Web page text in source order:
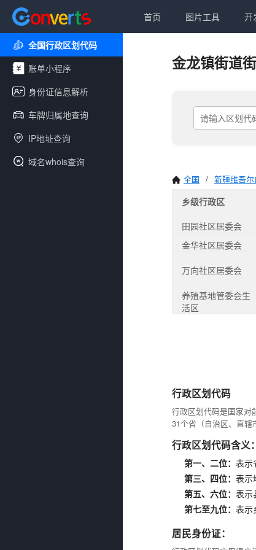
首页 图片工具 开
全国行政区划代码
账单小程序
身份证信息解析
车牌归属地查询
IP地址查询
域名whois查询
金龙镇街道
全国 / 新疆维吾
乡级行政区
田园社区居委会
金华社区居委会
万向社区居委会
养殖基地管委会生
活区
行政区划代码
行政区划代码是国家对
31个省（自治区、直辖
行政区划代码含义：
第一、二位： 表示
第三、四位： 表示
第五、六位： 表示
第七至九位： 表示
居民身份证：